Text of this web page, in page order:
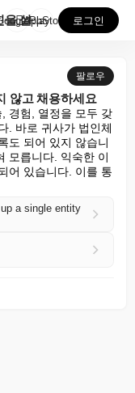
150개국 이상에서 단일 법인을 설립하지 않고 채용하세...
AppStore 로그인
팔로우
않고 채용하세요
경험, 열정을 모두 갖
. 바로 귀사가 법인체
도 되어 있지 않습니
모릅니다. 익숙한 이
어 있습니다. 이를 통
a single entity